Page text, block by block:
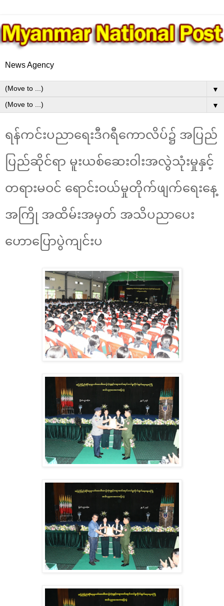
News Agency
▼
▼
ရန်ကင်းပညာရေးဒီဂရီကောလိပ်၌ အပြည်
ပြည်ဆိုင်ရာ မူးယစ်ဆေးဝါးအလွဲသုံးမှုနှင့်
တရားမဝင် ရောင်းဝယ်မှုတိုက်ဖျက်ရေးနေ့
အကြို အထိမ်းအမှတ် အသိပညာပေး
ဟောပြောပွဲကျင်းပ